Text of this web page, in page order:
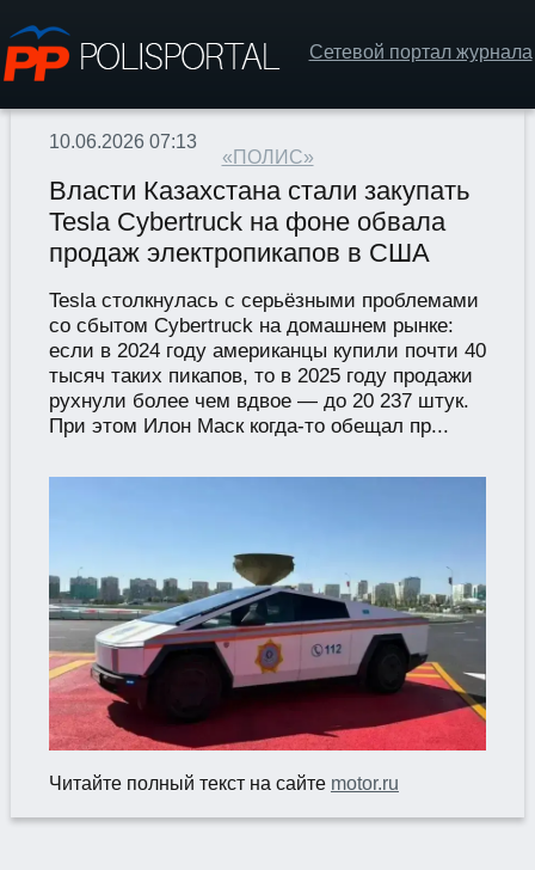
Сетевой портал журнала
«ПОЛИС»
10.06.2026 07:13
Власти Казахстана стали закупать
Tesla Cybertruck на фоне обвала
продаж электропикапов в США
Tesla столкнулась с серьёзными проблемами
со сбытом Cybertruck на домашнем рынке:
если в 2024 году американцы купили почти 40
тысяч таких пикапов, то в 2025 году продажи
рухнули более чем вдвое — до 20 237 штук.
При этом Илон Маск когда-то обещал пр...
Читайте полный текст на сайте motor.ru